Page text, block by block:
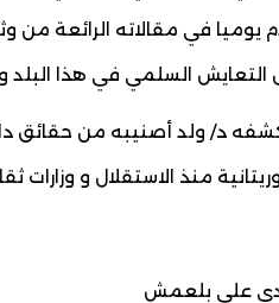
يوميا في مقالاته الرائعة من
التعايش السلمي في هذا البلد
د/ ولد أصنيبه من حقائق
منذ الاستقلال و وزارات
علي بلعمش